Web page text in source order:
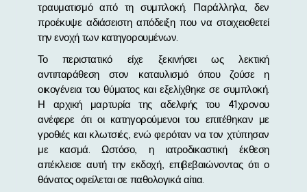
τραυματισμό από τη συμπλοκή. Παράλληλα, δεν
προέκυψε αδιάσειστη απόδειξη που να στοιχειοθετεί
την ενοχή των κατηγορουμένων.
Το περιστατικό είχε ξεκινήσει ως λεκτική
αντιπαράθεση στον καταυλισμό όπου ζούσε η
οικογένεια του θύματος και εξελίχθηκε σε συμπλοκή.
Η αρχική μαρτυρία της αδελφής του 41χρονου
ανέφερε ότι οι κατηγορούμενοι του επιτέθηκαν με
γροθιές και κλωτσιές, ενώ φερόταν να τον χτύπησαν
με κασμά. Ωστόσο, η ιατροδικαστική έκθεση
απέκλεισε αυτή την εκδοχή, επιβεβαιώνοντας ότι ο
θάνατος οφείλεται σε παθολογικά αίτια.